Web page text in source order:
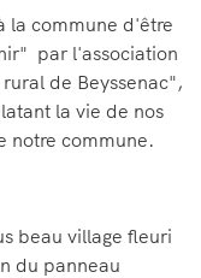
la commune d'être
par l'association
de Beyssenac",
la vie de nos
notre commune.
beau village fleuri
du panneau